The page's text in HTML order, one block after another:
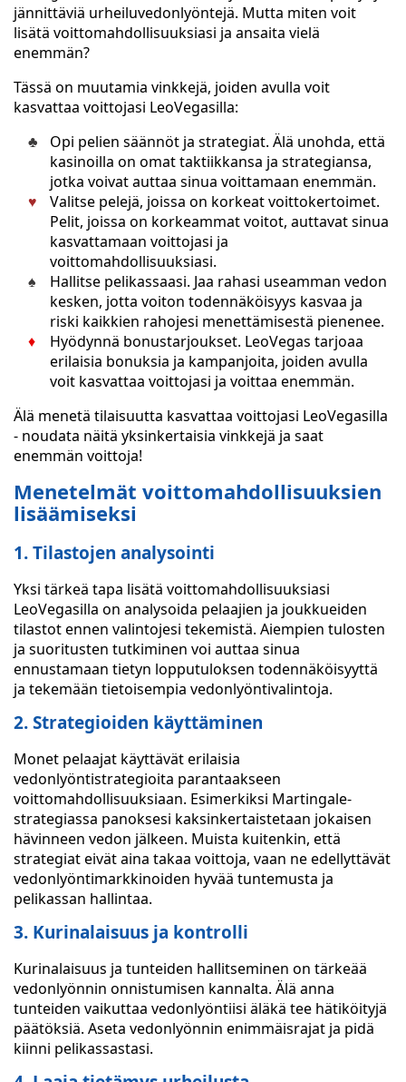
jännittäviä urheiluvedonlyöntejä. Mutta miten voit
lisätä voittomahdollisuuksiasi ja ansaita vielä
enemmän?
Tässä on muutamia vinkkejä, joiden avulla voit
kasvattaa voittojasi LeoVegasilla:
Opi pelien säännöt ja strategiat. Älä unohda, että
kasinoilla on omat taktiikkansa ja strategiansa,
jotka voivat auttaa sinua voittamaan enemmän.
Valitse pelejä, joissa on korkeat voittokertoimet.
Pelit, joissa on korkeammat voitot, auttavat sinua
kasvattamaan voittojasi ja
voittomahdollisuuksiasi.
Hallitse pelikassaasi. Jaa rahasi useamman vedon
kesken, jotta voiton todennäköisyys kasvaa ja
riski kaikkien rahojesi menettämisestä pienenee.
Hyödynnä bonustarjoukset. LeoVegas tarjoaa
erilaisia bonuksia ja kampanjoita, joiden avulla
voit kasvattaa voittojasi ja voittaa enemmän.
Älä menetä tilaisuutta kasvattaa voittojasi LeoVegasilla
- noudata näitä yksinkertaisia vinkkejä ja saat
enemmän voittoja!
Menetelmät voittomahdollisuuksien
lisäämiseksi
1. Tilastojen analysointi
Yksi tärkeä tapa lisätä voittomahdollisuuksiasi
LeoVegasilla on analysoida pelaajien ja joukkueiden
tilastot ennen valintojesi tekemistä. Aiempien tulosten
ja suoritusten tutkiminen voi auttaa sinua
ennustamaan tietyn lopputuloksen todennäköisyyttä
ja tekemään tietoisempia vedonlyöntivalintoja.
2. Strategioiden käyttäminen
Monet pelaajat käyttävät erilaisia
vedonlyöntistrategioita parantaakseen
voittomahdollisuuksiaan. Esimerkiksi Martingale-
strategiassa panoksesi kaksinkertaistetaan jokaisen
hävinneen vedon jälkeen. Muista kuitenkin, että
strategiat eivät aina takaa voittoja, vaan ne edellyttävät
vedonlyöntimarkkinoiden hyvää tuntemusta ja
pelikassan hallintaa.
3. Kurinalaisuus ja kontrolli
Kurinalaisuus ja tunteiden hallitseminen on tärkeää
vedonlyönnin onnistumisen kannalta. Älä anna
tunteiden vaikuttaa vedonlyöntiisi äläkä tee hätiköityjä
päätöksiä. Aseta vedonlyönnin enimmäisrajat ja pidä
kiinni pelikassastasi.